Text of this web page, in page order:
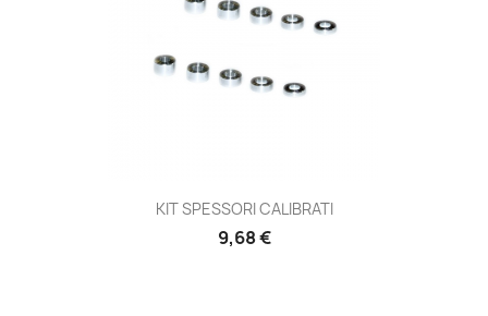
KIT SPESSORI CALIBRATI
Prezzo
9,68 €